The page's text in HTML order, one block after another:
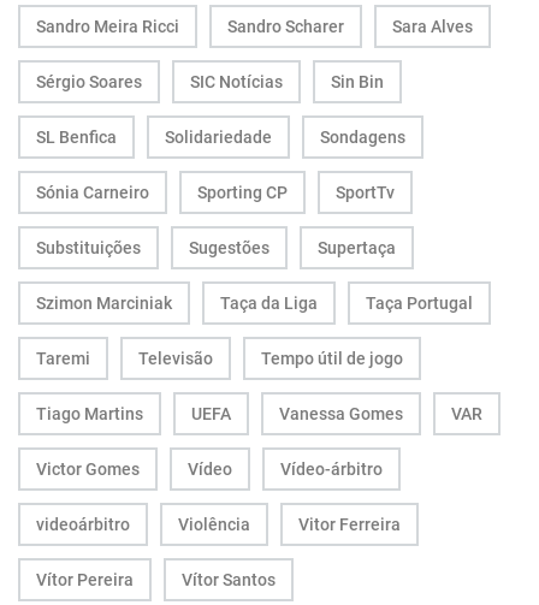
Sandro Meira Ricci Sandro Scharer Sara Alves
Sérgio Soares SIC Notícias Sin Bin
SL Benfica Solidariedade Sondagens
Sónia Carneiro Sporting CP SportTv
Substituições Sugestões Supertaça
Szimon Marciniak Taça da Liga Taça Portugal
Taremi Televisão Tempo útil de jogo
Tiago Martins UEFA Vanessa Gomes VAR
Victor Gomes Vídeo Vídeo-árbitro
videoárbitro Violência Vitor Ferreira
Vítor Pereira Vítor Santos